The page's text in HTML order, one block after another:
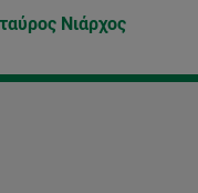
Νιάρχος